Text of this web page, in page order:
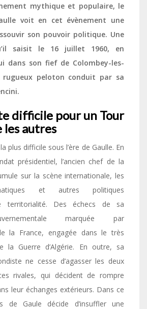
mythique et populaire, le
voit en cet évènement une
son pouvoir politique. Une
saisit le 16 juillet 1960, en
dans son fief de Colombey-les-
rugueux peloton conduit par sa
difficile pour un Tour
les autres
plus difficile sous l’ère de Gaulle. En
présidentiel, l’ancien chef de la
sur la scène internationale, les
et autres politiques
territorialité. Des échecs de sa
marquée par
la France, engagée dans le très
la Guerre d’Algérie. En outre, sa
ne cesse d’agasser les deux
rivales, qui décident de rompre
leur échanges extérieurs. Dans ce
de Gaule décide d’insuffler une